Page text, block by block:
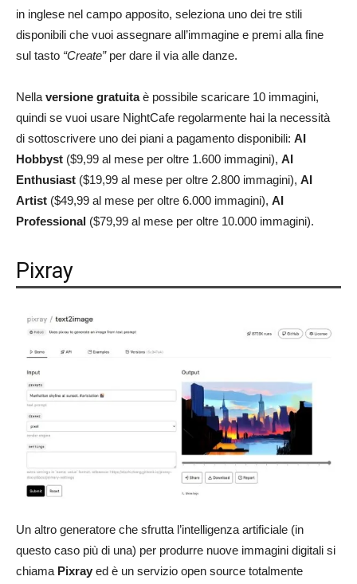
in inglese nel campo apposito, seleziona uno dei tre stili
disponibili che vuoi assegnare all’immagine e premi alla fine
sul tasto “Create”per dare il via alle danze.
Nella versione gratuitaè possibile scaricare 10 immagini,
quindi se vuoi usare NightCafe regolarmente hai la necessità
di sottoscrivere uno dei piani a pagamento disponibili: AI
Hobbyst ($9,99 al mese per oltre 1.600 immagini), AI
Enthusiast ($19,99 al mese per oltre 2.800 immagini), AI
Artist ($49,99 al mese per oltre 6.000 immagini), AI
Professional ($79,99 al mese per oltre 10.000 immagini).
Pixray
Un altro generatore che sfrutta l’intelligenza artificiale (in
questo caso più di una) per produrre nuove immagini digitali si
chiama Pixray ed è un servizio open source totalmente